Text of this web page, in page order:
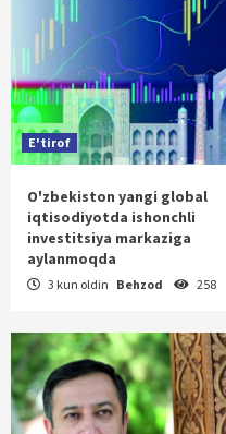
E'tirof
O'zbekiston yangi global
iqtisodiyotda ishonchli
investitsiya markaziga
aylanmoqda
3 kun oldin Behzod 258